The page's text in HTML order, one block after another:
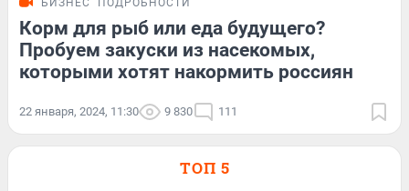
БИЗНЕС ПОДРОБНОСТИ
Корм для рыб или еда будущего?
Пробуем закуски из насекомых,
которыми хотят накормить россиян
22 января, 2024, 11:30 9 830 111
ТОП 5